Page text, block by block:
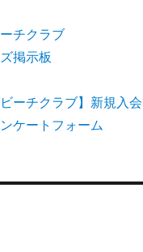
チクラブ
掲示板
ビーチクラブ】新規入
ケートフォーム